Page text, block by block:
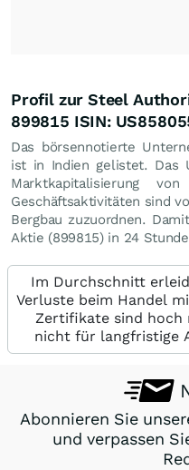
Profil zur Steel
899815 ISIN:
Das börsennotierte
ist in Indien gelistet. Das
Marktkapitalisierung
Geschäftsaktivitäten sind
Bergbau zuzuordnen.
Aktie (899815) in 24
Im Durchschnitt
Verluste beim Handel
Zertifikate sind hoch
nicht für langfristige
Abonnieren Sie
und verpassen